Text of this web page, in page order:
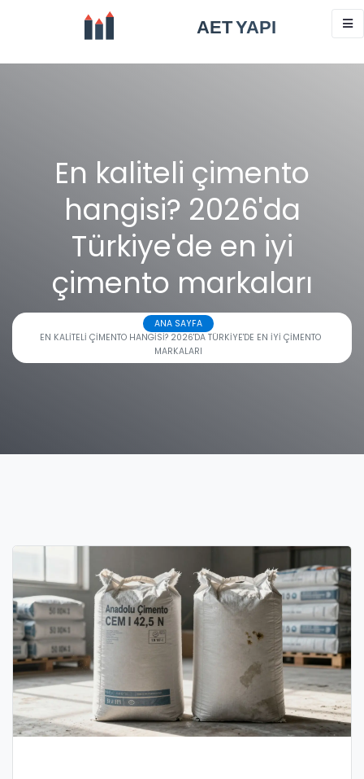
En kaliteli çimento
hangisi? 2026'da
Türkiye'de en iyi
çimento markaları
ANA SAYFA
EN KALITELI ÇIMENTO HANGISI? 2026'DA TÜRKIYE'DE EN IYI ÇIMENTO
MARKALARI